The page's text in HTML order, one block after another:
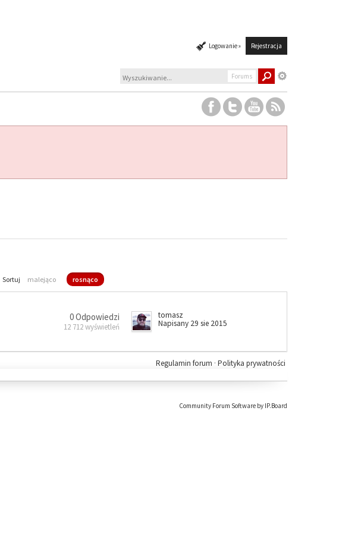
Logowanie » Rejestracja
Forums
Sortuj malejąco rosnąco
0 Odpowiedzi
12 712 wyświetleń
tomasz
Napisany 29 sie 2015
Polityka prywatności
Regulamin forum ·
Community Forum Software by IP.Board